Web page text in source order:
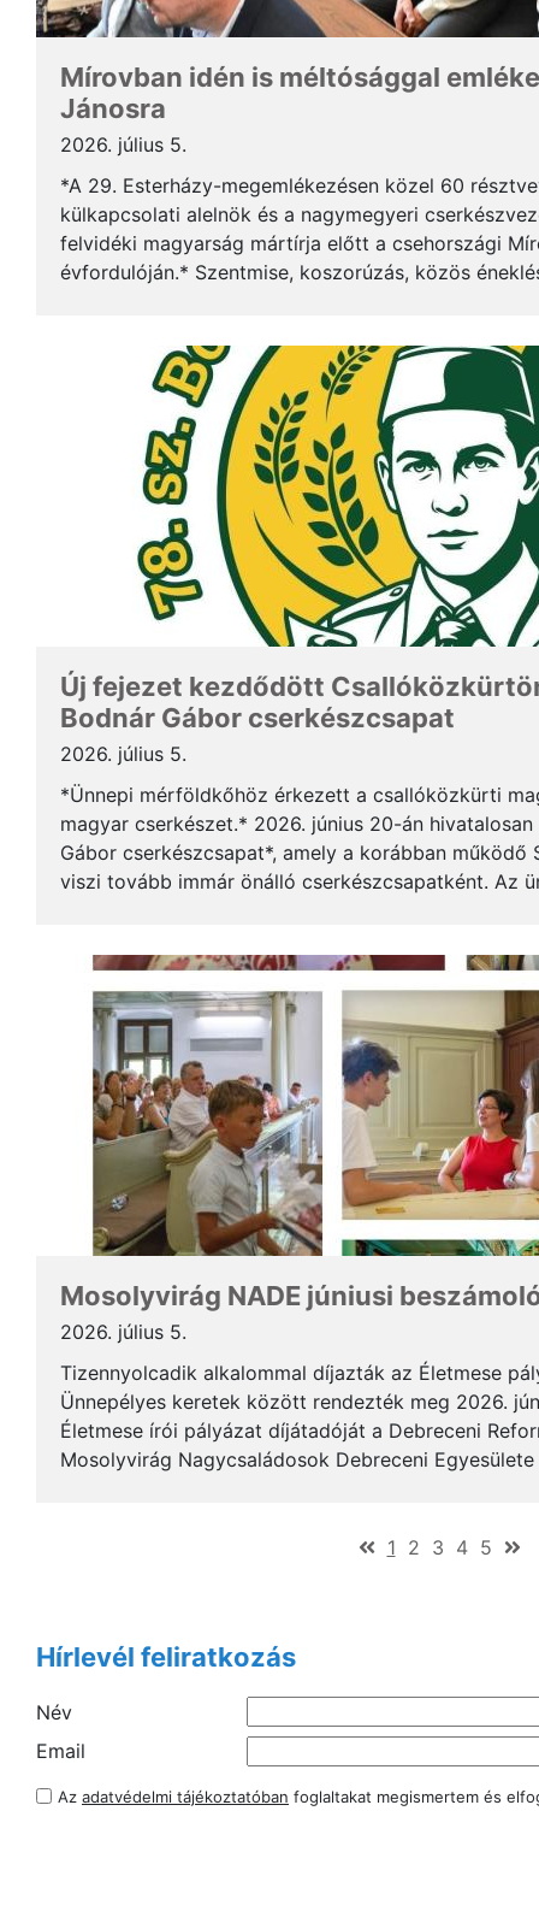
Mírovban idén is méltósággal
Jánosra
2026. július 5.
*A 29. Esterházy-megemlékezésen közel 60
külkapcsolati alelnök és a nagymegyeri
felvidéki magyarság mártírja előtt a csehországi
évfordulóján.* Szentmise, koszorúzás, közös
Új fejezet kezdődött
Bodnár Gábor cserkészcsapat
2026. július 5.
*Ünnepi mérföldkőhöz érkezett a csallóközkürti
magyar cserkészet.* 2026. június 20-án
Gábor cserkészcsapat*, amely a korábban működő
viszi tovább immár önálló cserkészcsapatként. Az
Mosolyvirág NADE júniusi
2026. július 5.
Tizennyolcadik alkalommal díjazták az Életmese
Ünnepélyes keretek között rendezték meg 2026.
Életmese írói pályázat díjátadóját a Debreceni
Mosolyvirág Nagycsaládosok Debreceni
1(current)
2 3 4 5
Hírlevél feliratkozás
Név
Email
Az adatvédelmi tájékoztatóban foglaltakat megismertem és